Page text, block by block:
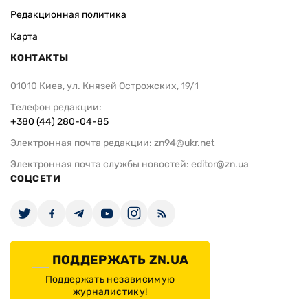
Редакционная политика
Карта
КОНТАКТЫ
01010 Киев, ул. Князей Острожских, 19/1
Телефон редакции:
+380 (44) 280-04-85
Электронная почта редакции: zn94@ukr.net
Электронная почта службы новостей: editor@zn.ua
СОЦСЕТИ
ПОДДЕРЖАТЬ ZN.UA
Поддержать независимую
журналистику!